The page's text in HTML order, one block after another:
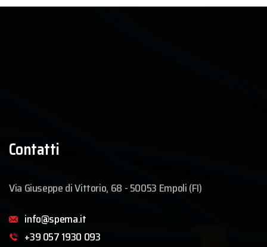
Contatti
Via Giuseppe di Vittorio, 68 - 50053 Empoli (FI)
info@spema.it
+39 057 1930 093